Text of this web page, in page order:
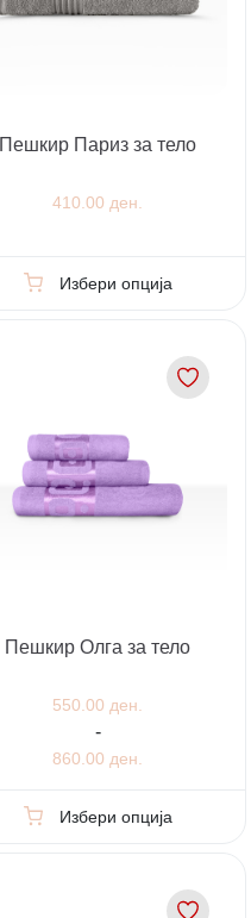
Пешкир Париз за тело
410.00 ден.
Избери опција
Пешкир Олга за тело
550.00 ден.
-
860.00 ден.
Избери опција